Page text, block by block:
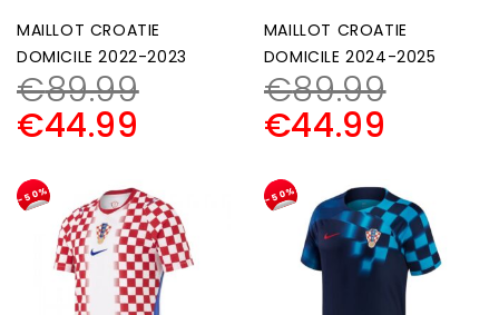
MAILLOT CROATIE
DOMICILE 2022-2023
€89.99
€44.99
MAILLOT CROATIE
DOMICILE 2024-2025
€89.99
€44.99
-50% -50%